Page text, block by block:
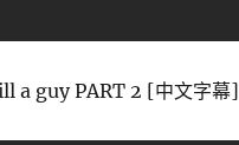
a guy PART 2 [中文字幕]